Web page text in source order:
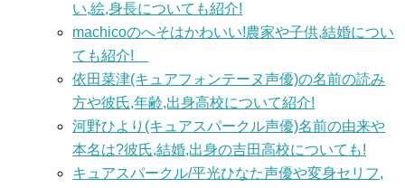
い,絵,身長についても紹介!
machicoのへそはかわいい!農家や子供,結婚につい
ても紹介!
依田菜津(キュアフォンテーヌ声優)の名前の読み
方や彼氏,年齢,出身高校について紹介!
河野ひより(キュアスパークル声優)名前の由来や
本名は?彼氏,結婚,出身の吉田高校についても!
キュアスパークル/平光ひなた声優や変身セリフ,